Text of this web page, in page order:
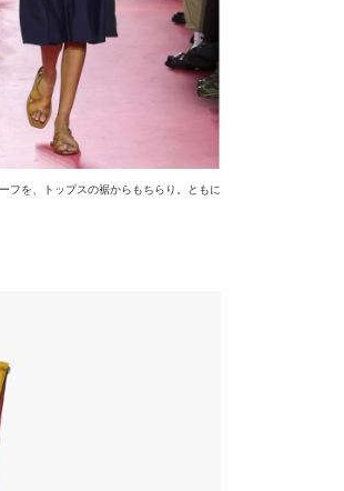
フを、トップスの裾からもちらり。ともに